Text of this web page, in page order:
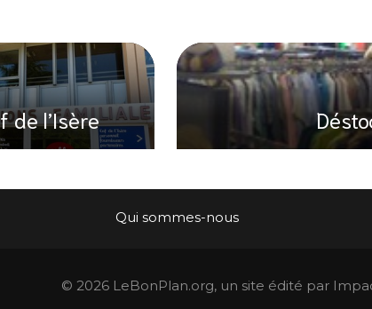
de l’Isère
Qui sommes-nous
© 2026 LeBonPlan.org, un site édité par